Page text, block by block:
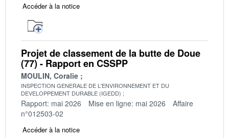
Accéder à la notice
Projet de classement de la butte de Doue
(77) - Rapport en CSSPP
MOULIN, Coralie
INSPECTION GENERALE DE L'ENVIRONNEMENT ET DU
DEVELOPPEMENT DURABLE (IGEDD)
Rapport: mai 2026 Mise en ligne: mai 2026
Affaire
n°012503-02
Accéder à la notice